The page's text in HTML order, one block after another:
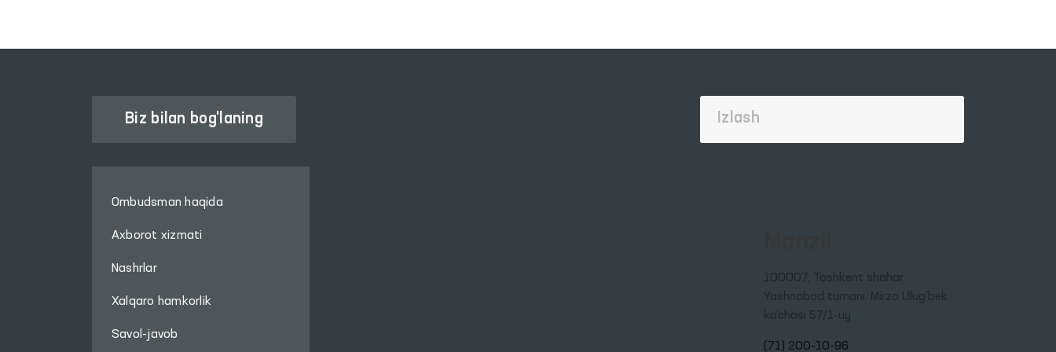
Biz bilan bog'laning
Ombudsman haqida
Axborot xizmati
Nashrlar
Xalqaro hamkorlik
Savol-javob
100007, Toshkent shahar,
Yashnobod tumani. Mirzo Ulug‘bek
ko‘chasi 57/1-uy
(71) 200-10-96